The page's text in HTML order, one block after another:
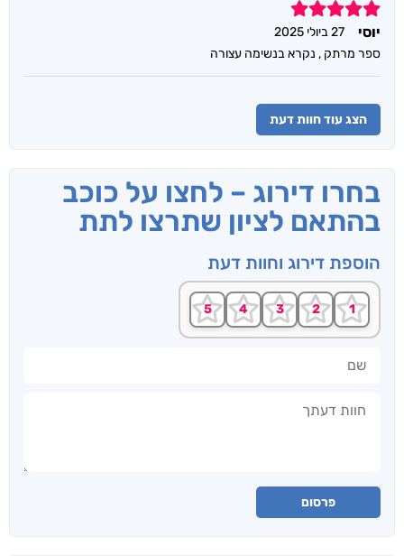
5
יוסי
27 ביולי 2025
ספר מרתק , נקרא בנשימה עצורה
הצג עוד חוות דעת
בחרו דירוג – לחצו על כוכב
בהתאם לציון שתרצו לתת
הוספת דירוג וחוות דעת
פרסום